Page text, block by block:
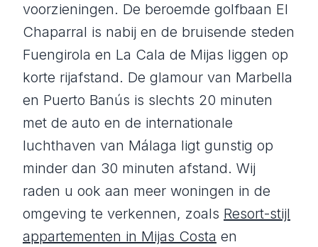
voorzieningen. De beroemde golfbaan El
Chaparral is nabij en de bruisende steden
Fuengirola en La Cala de Mijas liggen op
korte rijafstand. De glamour van Marbella
en Puerto Banús is slechts 20 minuten
met de auto en de internationale
luchthaven van Málaga ligt gunstig op
minder dan 30 minuten afstand. Wij
raden u ook aan meer woningen in de
omgeving te verkennen, zoals Resort-stijl
appartementen in Mijas Costa en